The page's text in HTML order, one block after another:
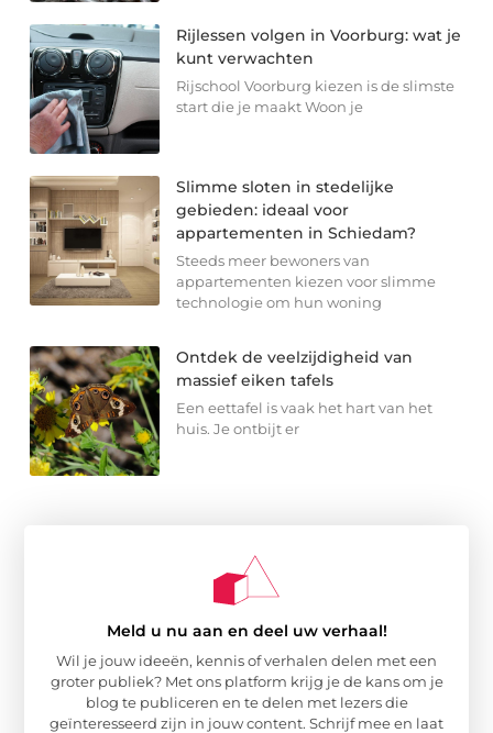
Rijlessen volgen in Voorburg: wat je
kunt verwachten
Rijschool Voorburg kiezen is de slimste
start die je maakt Woon je
Slimme sloten in stedelijke
gebieden: ideaal voor
appartementen in Schiedam?
Steeds meer bewoners van
appartementen kiezen voor slimme
technologie om hun woning
Ontdek de veelzijdigheid van
massief eiken tafels
Een eettafel is vaak het hart van het
huis. Je ontbijt er
Meld u nu aan en deel uw verhaal!
Wil je jouw ideeën, kennis of verhalen delen met een
groter publiek? Met ons platform krijg je de kans om je
blog te publiceren en te delen met lezers die
geïnteresseerd zijn in jouw content. Schrijf mee en laat